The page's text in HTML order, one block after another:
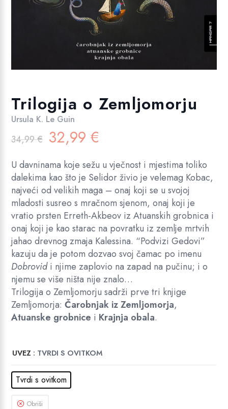
Trilogija o Zemljomorju
Ursula K. Le Guin
34,99€ Izvorna
cijena
bila
je:
34,99 €.
32,99€
je:
32,99 €.
U davninama koje sežu u vječnost i mjestima toliko
dalekima kao što je Selidor živio je velemag Kobac,
najveći od velikih maga – onaj koji se u svojoj
mladosti susreo s mračnom sjenom, onaj koji je
vratio prsten Erreth-Akbeov iz Atuanskih grobnica i
onaj koji je kao starac na povratku iz zemlje mrtvih
jahao drevnog zmaja Kalessina. “Podvizi Gedovi”
kazuju da je potom dozvao svoj čamac po imenu
Dobrovidi njime zaplovio na zapad na pučinu; i o
njemu se više ništa nije znalo…
Trilogija o Zemljomorju sadrži prve tri knjige
Zemljomorja:Čarobnjak iz Zemljomorja,
Atuanske grobnice i Krajnja obala.
UVEZ : TVRDI S OVITKOM
Tvrdi s ovitkom
Obriši